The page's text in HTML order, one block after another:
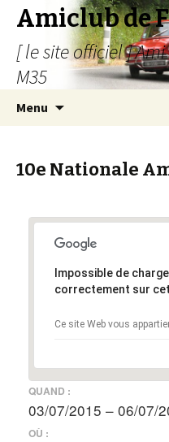
Amiclub de
[ le site officiel ] Ami
M35
Menu
10e Nationale
Impossible de
correctement sur
Ce site Web vous
QUAND :
03/07/2015 – 06/07/
OÙ :